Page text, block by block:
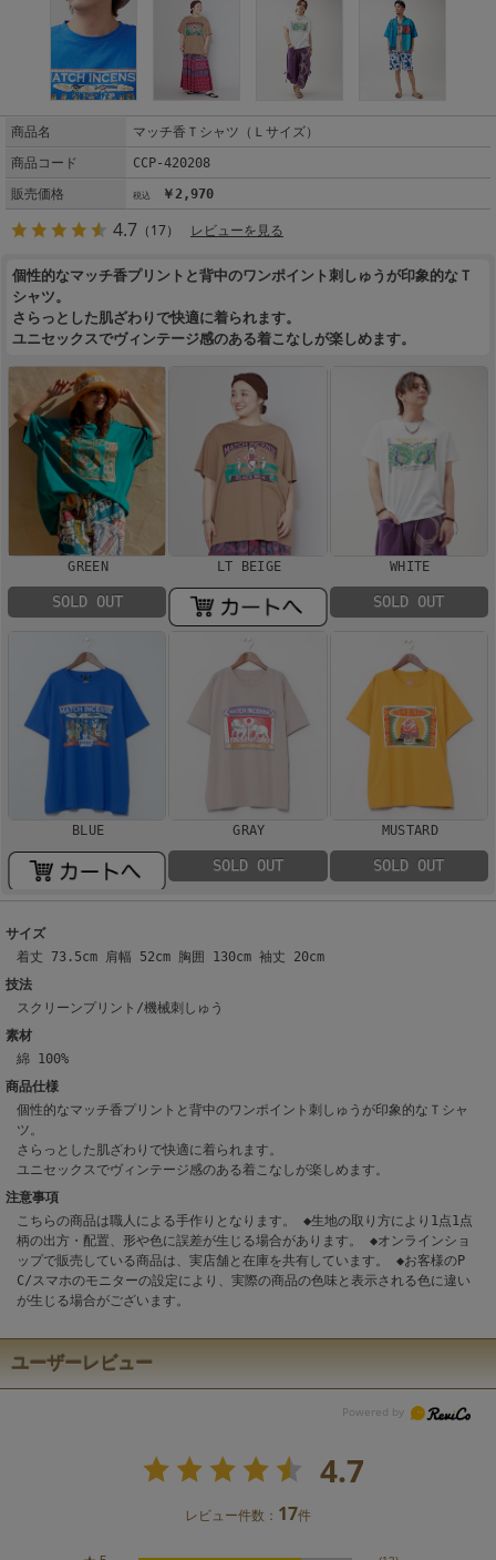
商品名
マッチ香Ｔシャツ（Ｌサイズ）
商品コード
CCP-420208
販売価格
￥2,970
4.7 （17） レビューを見る
個性的なマッチ香プリントと背中のワンポイント刺しゅうが印象的なＴ
シャツ。
さらっとした肌ざわりで快適に着られます。
ユニセックスでヴィンテージ感のある着こなしが楽しめます。
GREEN
SOLD OUT
LT BEIGE WHITE
SOLD OUT
BLUE GRAY
SOLD OUT
MUSTARD
SOLD OUT
サイズ
着丈 73.5cm 肩幅 52cm 胸囲 130cm 袖丈 20cm
技法
スクリーンプリント/機械刺しゅう
素材
綿 100%
商品仕様
個性的なマッチ香プリントと背中のワンポイント刺しゅうが印象的なＴシャ
ツ。
さらっとした肌ざわりで快適に着られます。
ユニセックスでヴィンテージ感のある着こなしが楽しめます。
注意事項
こちらの商品は職人による手作りとなります。 ◆生地の取り方により1点1点
柄の出方・配置、形や色に誤差が生じる場合があります。 ◆オンラインショ
ップで販売している商品は、実店舗と在庫を共有しています。 ◆お客様のP
C/スマホのモニターの設定により、実際の商品の色味と表示される色に違い
が生じる場合がございます。
ユーザーレビュー
4.7
レビュー件数： 17件